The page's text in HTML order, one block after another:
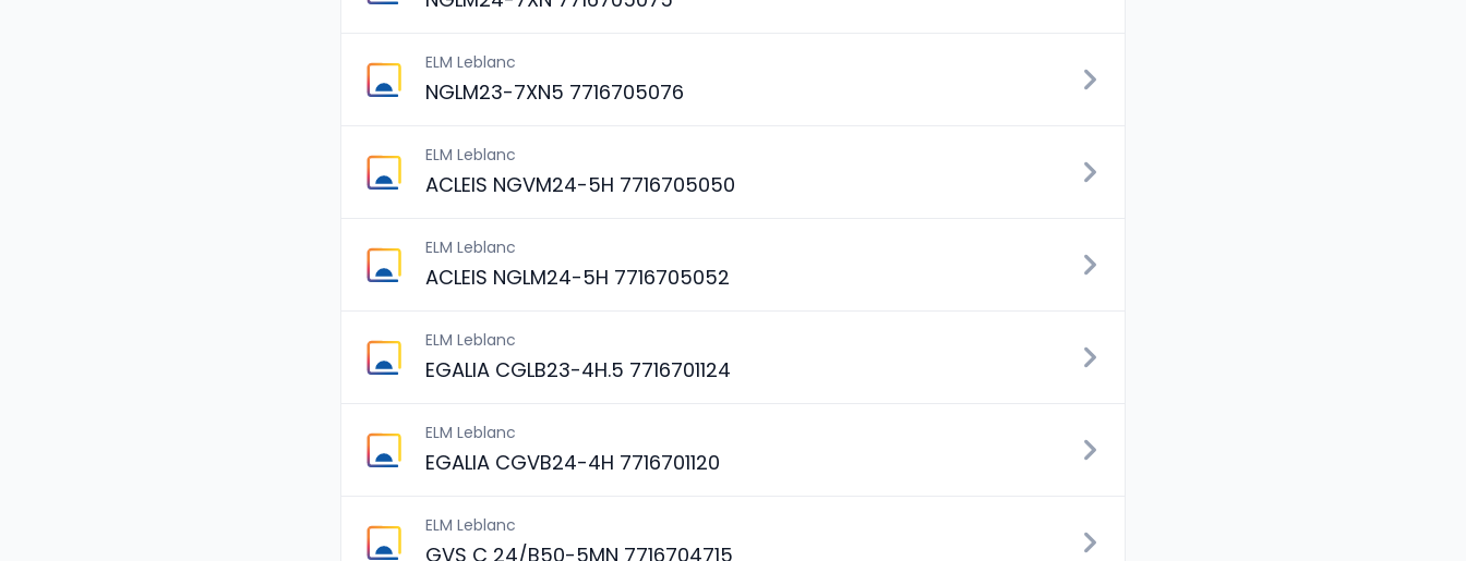
ELM Leblanc
NGLM23-7XN5 7716705076
ELM Leblanc
ACLEIS NGVM24-5H 7716705050
ELM Leblanc
ACLEIS NGLM24-5H 7716705052
ELM Leblanc
EGALIA CGLB23-4H.5 7716701124
ELM Leblanc
EGALIA CGVB24-4H 7716701120
ELM Leblanc
GVS C 24/B50-5MN 7716704715